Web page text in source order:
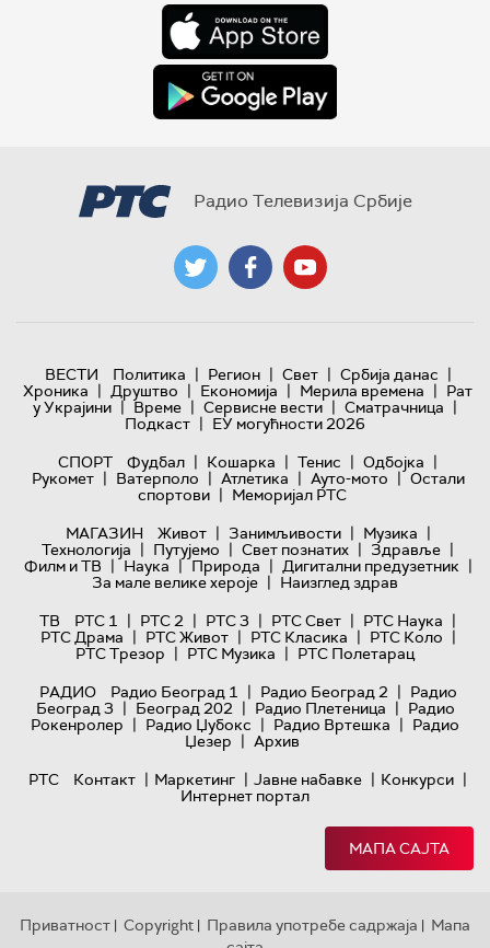
Радио Телевизија Србије
ВЕСТИ Политика | Регион | Свет | Србија данас |
Хроника | Друштво | Економија | Мерила времена | Рат
у Украјини | Време | Сервисне вести | Сматрачница |
Подкаст | ЕУ могућности 2026
СПОРТ
Фудбал | Кошарка | Тенис | Одбојка |
Рукомет | Ватерполо | Атлетика | Ауто-мото | Остали
спортови | Меморијал РТС
МАГАЗИН
Живот | Занимљивости | Музика |
Технологијa | Путујемо | Свет познатих | Здравље |
Филм и ТВ | Наука | Природа | Дигитални предузетник |
За мале велике хероје | Наизглед здрав
ТВ
РТС 1 | РТС 2 | РТС 3 | РТС Свет | РТС Наука |
РТС Драма | РТС Живот | РТС Класика | РТС Коло |
РТС Трезор | РТС Музика | РТС Полетарац
РАДИО
Радио Београд 1 | Радио Београд 2 | Радио
Београд 3 | Београд 202 | Радио Плетеница | Радио
Рокенролер | Радио Џубокс | Радио Вртешка | Радио
Џезер | Архив
РТС
Контакт | Маркетинг | Јавне набавке | Конкурси |
Интернет портал
МАПА САЈТА
Приватност | Copyright | Правила употребе садржаја | Мапа